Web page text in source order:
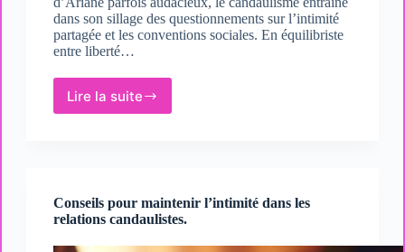
dans son sillage des questionnements sur l’intimité
partagée et les conventions sociales. En équilibriste
entre liberté…
Lire la suite
Impact
familiales
et
Conseils pour maintenir l’intimité dans les
relations candaulistes.